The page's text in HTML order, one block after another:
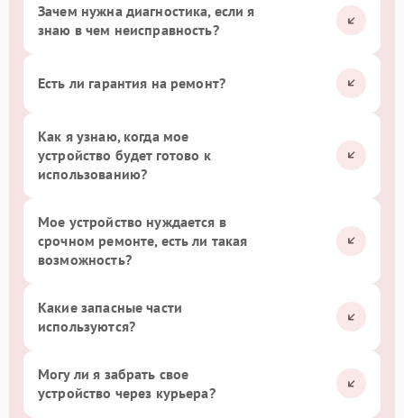
Зачем нужна диагностика, если я
знаю в чем неисправность?
Есть ли гарантия на ремонт?
Как я узнаю, когда мое
устройство будет готово к
использованию?
Мое устройство нуждается в
срочном ремонте, есть ли такая
возможность?
Какие запасные части
используются?
Могу ли я забрать свое
устройство через курьера?